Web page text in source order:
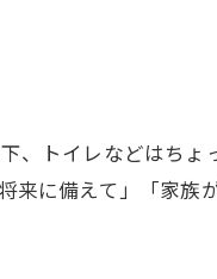
、トイレなどはちょ
来に備えて」「家族